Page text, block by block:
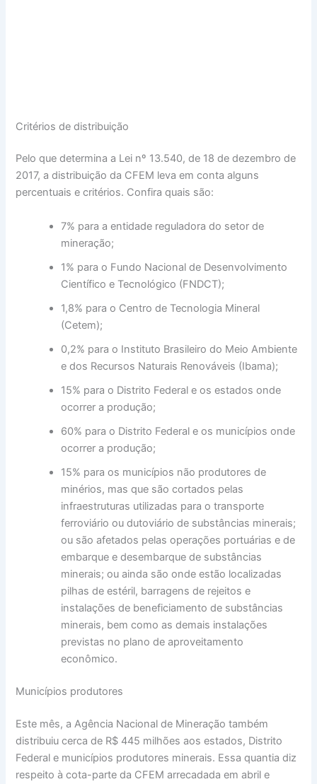
Critérios de distribuição
Pelo que determina a Lei nº 13.540, de 18 de dezembro de
2017, a distribuição da CFEM leva em conta alguns
percentuais e critérios. Confira quais são:
7% para a entidade reguladora do setor de
mineração;
1% para o Fundo Nacional de Desenvolvimento
Científico e Tecnológico (FNDCT);
1,8% para o Centro de Tecnologia Mineral
(Cetem);
0,2% para o Instituto Brasileiro do Meio Ambiente
e dos Recursos Naturais Renováveis (Ibama);
15% para o Distrito Federal e os estados onde
ocorrer a produção;
60% para o Distrito Federal e os municípios onde
ocorrer a produção;
15% para os municípios não produtores de
minérios, mas que são cortados pelas
infraestruturas utilizadas para o transporte
ferroviário ou dutoviário de substâncias minerais;
ou são afetados pelas operações portuárias e de
embarque e desembarque de substâncias
minerais; ou ainda são onde estão localizadas
pilhas de estéril, barragens de rejeitos e
instalações de beneficiamento de substâncias
minerais, bem como as demais instalações
previstas no plano de aproveitamento
econômico.
Municípios produtores
Este mês, a Agência Nacional de Mineração também
distribuiu cerca de R$ 445 milhões aos estados, Distrito
Federal e municípios produtores minerais. Essa quantia diz
respeito à cota-parte da CFEM arrecadada em abril e